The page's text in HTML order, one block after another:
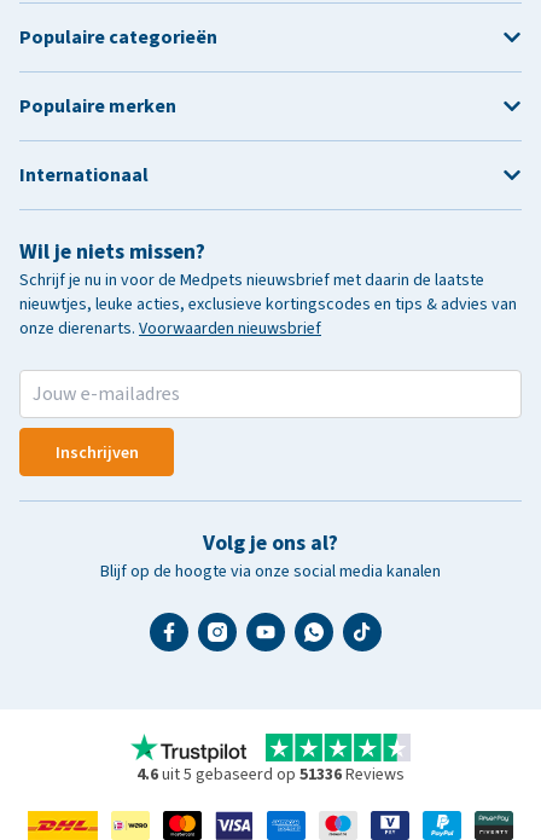
Wil je niets missen?
Schrijf je nu in voor de Medpets nieuwsbrief met daarin de laatste
nieuwtjes, leuke acties, exclusieve kortingscodes en tips & advies van
onze dierenarts. Voorwaarden nieuwsbrief
Inschrijven
Volg je ons al?
Blijf op de hoogte via onze social media kanalen
Populaire categorieën
Populaire merken
Internationaal
4.6uit 5 gebaseerd op 51336Reviews